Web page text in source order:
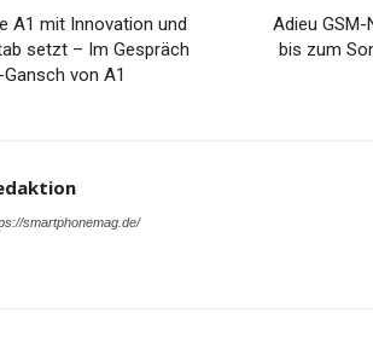
A1 mit Innovation und
setzt – Im Gespräch
von A1
Adieu
bis zum
smartphonemag.de/